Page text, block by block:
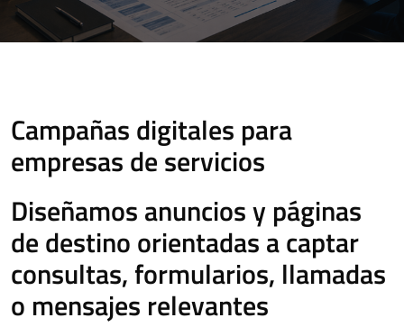
Campañas digitales para
empresas de servicios
Diseñamos anuncios y páginas
de destino orientadas a captar
consultas, formularios, llamadas
o mensajes relevantes